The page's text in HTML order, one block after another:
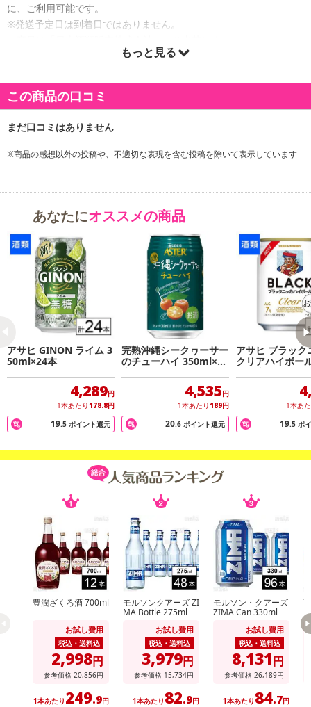
に、ご利用可能です。
※発送予定日は到着日ではありません。
商品詳細
果実ひきたつ無糖のジンサワー。柑橘の果皮を漬け込んで蒸溜し、
き、ライムの素材本来のおいしさとスッキリとした後味を楽しむこ
・原産国（最終加工地）：日本
・原材料/材質/素材：ジン(国内製造)、ライム果汁/炭酸、酸味料、
香料
・アルコール度数：7度
注意事項
【賞味・消費期限のある商品について】
商品到着時点でのお日持ち期間は、配送日数などにより異なります
のでご了承ください。
【キャンセルについて】
※お申込み後のキャンセルはお受けできません。
記載されている内容を必ずご確認いただき、お届けする商品セット
にご納得いただきましたうえでお申し込みください。
※パッケージ変更や商品リニューアル（成分など含む）等により、
参考の掲載画像や画像内のバーコードなど、お届け商品と多少異な
る場合がございます。
また、[新たな加工食品の原料原産地表示制度]の経過措置期間の終
了により、商品詳細内に記載の原産国・原材料の表記が旧表記の場
合がございます。
あらかじめご了承いただいた上でお申込みください。なお、本理由
によるお申込み後のキャンセル・返品交換は対応いたしかねます。
【お支払いについて】
※送料はお試し費用に含まれております。
※d払い、PayPay、au PAY、au PAY（auかんたん決済）、ソフトバ
ンクまとめて支払い、楽天ペイ、メルペイ、AEON Pay、Amazon
Payでお支払いの場合、決済のため外部サイトへ遷移します。
了することがございます。ご了承いただいたうえでお申し込みくだ
もっと見る
この商品の口コミ
※商品の感想以外の投稿や、不適切な表現を含む投稿を除いて表示しています
あなたにオススメの商品
アサヒ GINON ライム 3
50ml×24本
4,289円
1本あたり 178.8円
19.5 ポイント還元
完熟沖縄シークヮーサー
のチューハイ 350ml×24
本
4,535円
1本あたり 189円
20.6 ポイント還元
アサヒ ブラック
クリアハイボー
l×24本
1本あ
19.5 ポ
豊潤ざくろ酒 700ml
お試し費用
税込・送料込
2,998円
参考価格 20,856円
1本あたり 249.9円
モルソンクアーズ ZI
MA Bottle 275ml
お試し費用
税込・送料込
3,979円
参考価格 15,734円
1本あたり 82.9円
モルソン・クアーズ
ZIMA Can 330ml
お試し費用
税込・送料込
8,131円
参考価格 26,189円
1本あたり 84.7円